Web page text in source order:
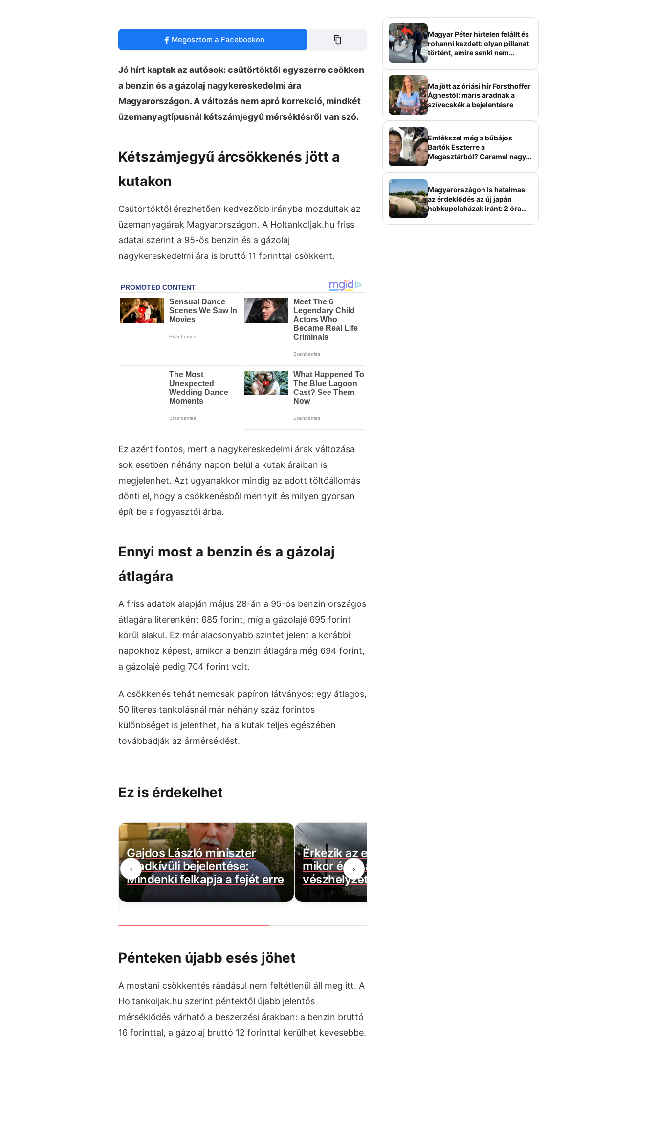
Megosztom a Facebookon
Jó hírt kaptak az autósok: csütörtöktől egyszerre csökken
a benzin és a gázolaj nagykereskedelmi ára
Magyarországon. A változás nem apró korrekció, mindkét
üzemanyagtípusnál kétszámjegyű mérséklésről van szó.
Kétszámjegyű árcsökkenés jött a
kutakon
Csütörtöktől érezhetően kedvezőbb irányba mozdultak az
üzemanyagárak Magyarországon. A Holtankoljak.hu friss
adatai szerint a 95-ös benzin és a gázolaj
nagykereskedelmi ára is bruttó 11 forinttal csökkent.
Ez azért fontos, mert a nagykereskedelmi árak változása
sok esetben néhány napon belül a kutak áraiban is
megjelenhet. Azt ugyanakkor mindig az adott töltőállomás
dönti el, hogy a csökkenésből mennyit és milyen gyorsan
épít be a fogyasztói árba.
Ennyi most a benzin és a gázolaj
átlagára
A friss adatok alapján május 28-án a 95-ös benzin országos
átlagára literenként 685 forint, míg a gázolajé 695 forint
körül alakul. Ez már alacsonyabb szintet jelent a korábbi
napokhoz képest, amikor a benzin átlagára még 694 forint,
a gázolajé pedig 704 forint volt.
A csökkenés tehát nemcsak papíron látványos: egy átlagos,
50 literes tankolásnál már néhány száz forintos
különbséget is jelenthet, ha a kutak teljes egészében
továbbadják az ármérséklést.
Ez is érdekelhet
‹
Gajdos László miniszter
rendkívüli bejelentése:
Mindenki felkapja a fejét erre
Érkezik az eső, már látni
mikor éri el az országot, de a
vészhelyzet marad!
›
Pénteken újabb esés jöhet
A mostani csökkentés ráadásul nem feltétlenül áll meg itt. A
Holtankoljak.hu szerint péntektől újabb jelentős
mérséklődés várható a beszerzési árakban: a benzin bruttó
16 forinttal, a gázolaj bruttó 12 forinttal kerülhet kevesebbe.
Magyar Péter hirtelen felállt és
rohanni kezdett: olyan pillanat
történt, amire senki nem
Ma jött az óriási hír Forsthoffer
Ágnestől: máris áradnak a
szívecskék a bejelentésre
Emlékszel még a bűbájos
Bartók Eszterre a
Megasztárból? Caramel nagy
Magyarországon is hatalmas
az érdeklődés az új japán
habkupolaházak iránt: 2 óra
elképesztő áron hirdetik őket